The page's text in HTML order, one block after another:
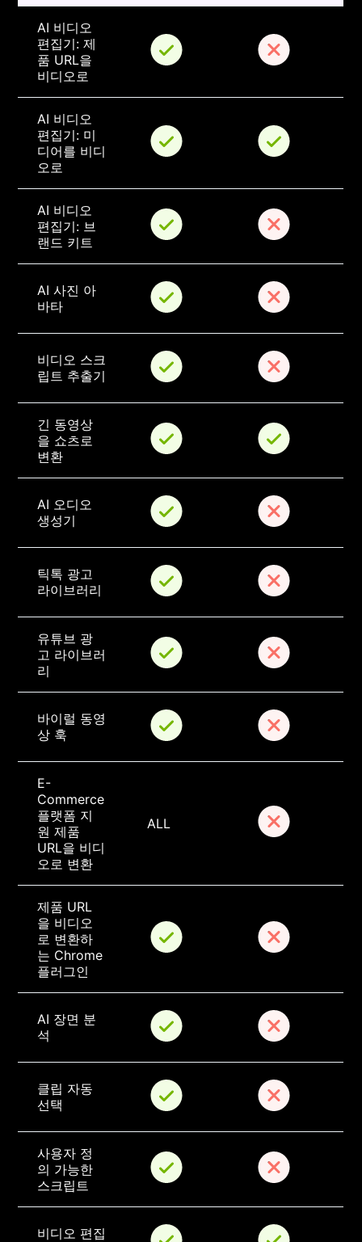
AI 비디오
편집기: 제
품 URL을
비디오로
AI 비디오
편집기: 미
디어를 비디
오로
AI 비디오
편집기: 브
랜드 키트
AI 사진 아
바타
비디오 스크
립트 추출기
긴 동영상
을 쇼츠로
변환
AI 오디오
생성기
틱톡 광고
라이브러리
유튜브 광
고 라이브러
리
바이럴 동영
상 훅
E-
Commerce
플랫폼 지
원 제품
URL을 비디
오로 변환
ALL
제품 URL
을 비디오
로 변환하
는 Chrome
플러그인
AI 장면 분
석
클립 자동
선택
사용자 정
의 가능한
스크립트
비디오 편집